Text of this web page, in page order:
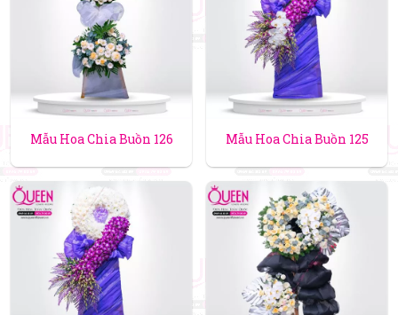
Mẫu Hoa Chia Buồn 126 Mẫu Hoa Chia Buồn 125